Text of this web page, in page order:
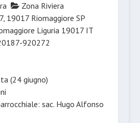
Zona Riviera
19017 Riomaggiore SP
Liguria 19017 IT
0187-920272
(24 giugno)
sac. Hugo Alfonso